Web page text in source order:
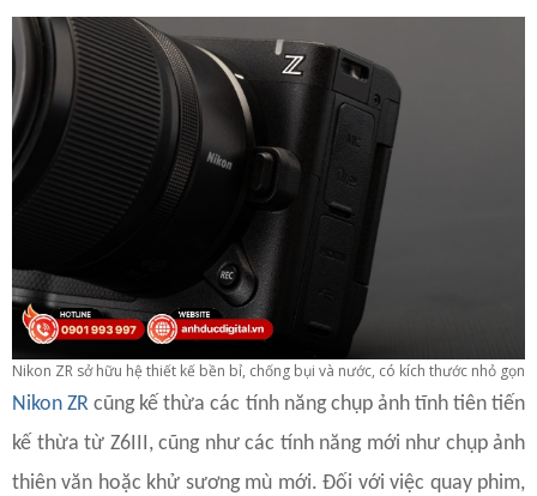
Nikon ZR sở hữu hệ thiết kế bền bỉ, chống bụi và nước, có kích thước nhỏ gọn
Nikon ZRcũng kế thừa các tính năng chụp ảnh tĩnh tiên tiến
kế thừa từ Z6III, cũng như các tính năng mới như chụp ảnh
thiên văn hoặc khử sương mù mới. Đối với việc quay phim,